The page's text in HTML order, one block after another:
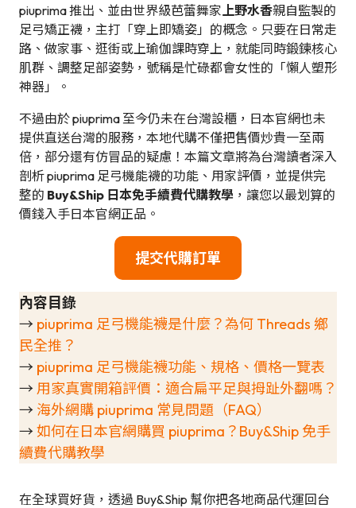
piuprima 推出、並由世界級芭蕾舞家 上野水香親自監製的
足弓矯正襪，主打「穿上即矯姿」的概念。只要在日常走
路、做家事、逛街或上瑜伽課時穿上，就能同時鍛鍊核心
肌群、調整足部姿勢，號稱是忙碌都會女性的「懶人塑形
神器」。
不過由於 piuprima 至今仍未在台灣設櫃，日本官網也未
提供直送台灣的服務，本地代購不僅把售價炒貴一至兩
倍，部分還有仿冒品的疑慮！本篇文章將為台灣讀者深入
剖析 piuprima 足弓機能襪的功能、用家評價，並提供完
整的 Buy&Ship 日本免手續費代購教學 ，讓您以最划算的
價錢入手日本官網正品。
提交代購訂單
內容目錄
→ piuprima 足弓機能襪是什麼？為何 Threads 鄉
民全推？
→ piuprima 足弓機能襪功能、規格、價格一覽表
→ 用家真實開箱評價：適合扁平足與拇趾外翻嗎？
→ 海外網購 piuprima 常見問題（FAQ）
→ 如何在日本官網購買 piuprima？Buy&Ship 免手
續費代購教學
在全球買好貨，透過 Buy&Ship 幫你把各地商品代運回台